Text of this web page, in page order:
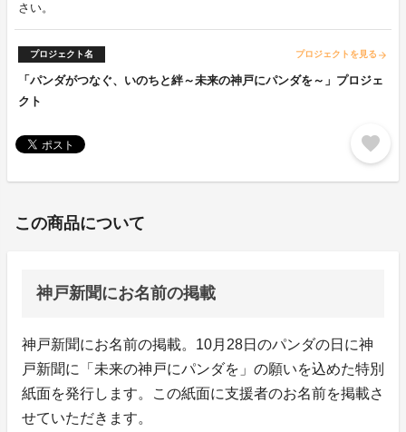
さい。
プロジェクト名 プロジェクトを見る arrow_forward
「パンダがつなぐ、いのちと絆～未来の神戸にパンダを～」プロジェ
クト
favorite
この商品について
神戸新聞にお名前の掲載
神戸新聞にお名前の掲載。10月28日のパンダの日に神
戸新聞に「未来の神戸にパンダを」の願いを込めた特別
紙面を発行します。この紙面に支援者のお名前を掲載さ
せていただきます。